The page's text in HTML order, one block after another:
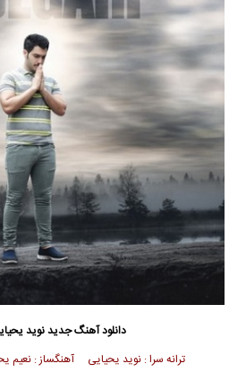
دانلود آهنگ جدیدنوید
ترانه سرا : نوید یحیایی آهنگساز :